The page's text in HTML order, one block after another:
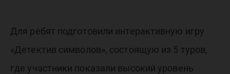
Для ребят подготовили интерактивную игру
«Детектив символов», состоящую из 5 туров,
где участники показали высокий уровень